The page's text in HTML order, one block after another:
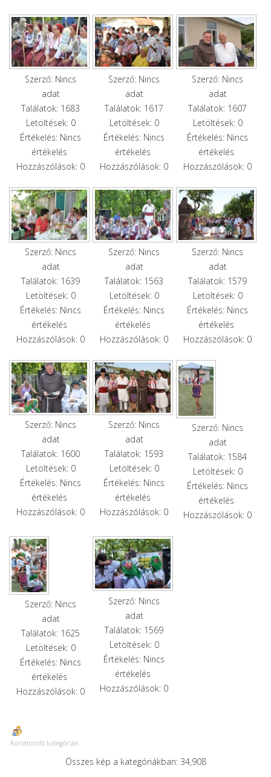
Szerző: Nincs
adat
Találatok: 1683
Letöltések: 0
Értékelés: Nincs
értékelés
Hozzászólások: 0
Szerző: Nincs
adat
Találatok: 1617
Letöltések: 0
Értékelés: Nincs
értékelés
Hozzászólások: 0
Szerző: Nincs
adat
Találatok: 1607
Letöltések: 0
Értékelés: Nincs
értékelés
Hozzászólások: 0
Szerző: Nincs
adat
Találatok: 1639
Letöltések: 0
Értékelés: Nincs
értékelés
Hozzászólások: 0
Szerző: Nincs
adat
Találatok: 1563
Letöltések: 0
Értékelés: Nincs
értékelés
Hozzászólások: 0
Szerző: Nincs
adat
Találatok: 1579
Letöltések: 0
Értékelés: Nincs
értékelés
Hozzászólások: 0
Szerző: Nincs
adat
Találatok: 1600
Letöltések: 0
Értékelés: Nincs
értékelés
Hozzászólások: 0
Szerző: Nincs
adat
Találatok: 1593
Letöltések: 0
Értékelés: Nincs
értékelés
Hozzászólások: 0
Szerző: Nincs
adat
Találatok: 1584
Letöltések: 0
Értékelés: Nincs
értékelés
Hozzászólások: 0
Szerző: Nincs
adat
Találatok: 1625
Letöltések: 0
Értékelés: Nincs
értékelés
Hozzászólások: 0
Szerző: Nincs
adat
Találatok: 1569
Letöltések: 0
Értékelés: Nincs
értékelés
Hozzászólások: 0
Korlátozott kategóriák
Összes kép a kategóriákban: 34,908